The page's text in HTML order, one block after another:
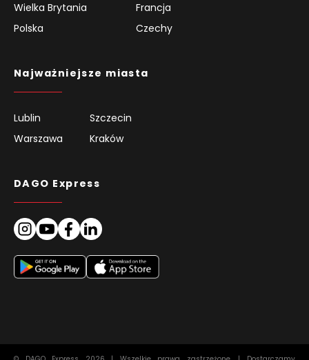
Wielka Brytania
Francja
Polska
Czechy
Najważniejsze miasta
Lublin
Szczecin
Warszawa
Kraków
DAGO Express